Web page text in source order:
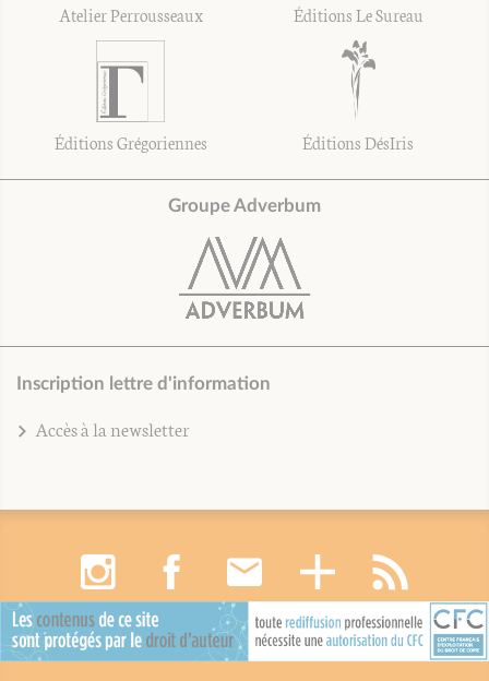
Atelier Perrousseaux Éditions Le Sureau
Éditions Grégoriennes Éditions DésIris
Groupe Adverbum
Inscription lettre d'information
Accès à la newsletter